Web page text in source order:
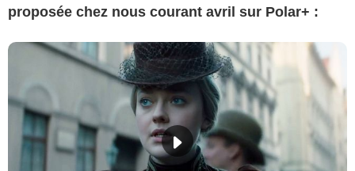
proposée chez nous courant avril sur Polar+ :